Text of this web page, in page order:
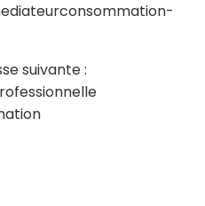
suivante :